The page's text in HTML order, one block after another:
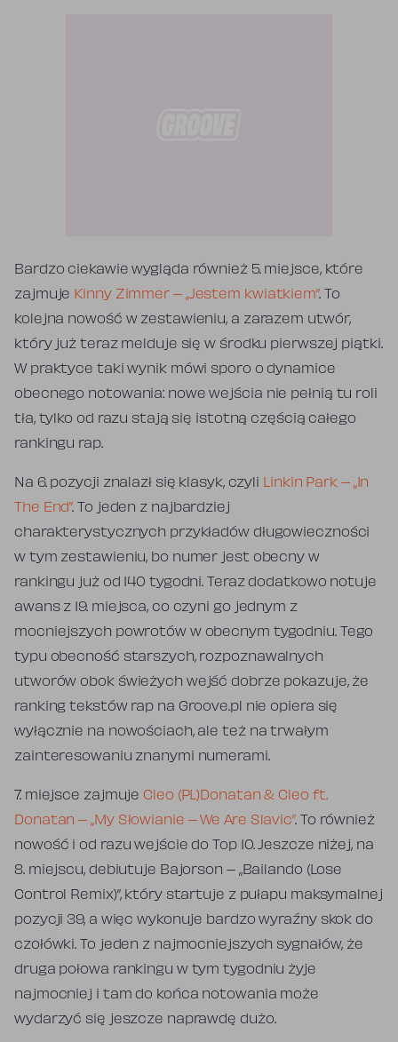
Bardzo ciekawie wygląda również 5. miejsce, które
zajmuje Kinny Zimmer – „Jestem kwiatkiem”. To
kolejna nowość w zestawieniu, a zarazem utwór,
który już teraz melduje się w środku pierwszej piątki.
W praktyce taki wynik mówi sporo o dynamice
obecnego notowania: nowe wejścia nie pełnią tu roli
tła, tylko od razu stają się istotną częścią całego
rankingu rap.
Na 6. pozycji znalazł się klasyk, czyli
Linkin Park – „In
The End”. To jeden z najbardziej
charakterystycznych przykładów długowieczności
w tym zestawieniu, bo numer jest obecny w
rankingu już od 140 tygodni. Teraz dodatkowo notuje
awans z 19. miejsca, co czyni go jednym z
mocniejszych powrotów w obecnym tygodniu. Tego
typu obecność starszych, rozpoznawalnych
utworów obok świeżych wejść dobrze pokazuje, że
ranking tekstów rap na Groove.pl nie opiera się
wyłącznie na nowościach, ale też na trwałym
zainteresowaniu znanymi numerami.
7. miejsce zajmujeCleo (PL)Donatan & Cleo ft.
Donatan – „My Słowianie – We Are Slavic”. To również
nowość i od razu wejście do Top 10. Jeszcze niżej, na
8. miejscu, debiutuje Bajorson – „Bailando (Lose
Control Remix)”, który startuje z pułapu maksymalnej
pozycji 39, a więc wykonuje bardzo wyraźny skok do
czołówki. To jeden z najmocniejszych sygnałów, że
druga połowa rankingu w tym tygodniu żyje
najmocniej i tam do końca notowania może
wydarzyć się jeszcze naprawdę dużo.